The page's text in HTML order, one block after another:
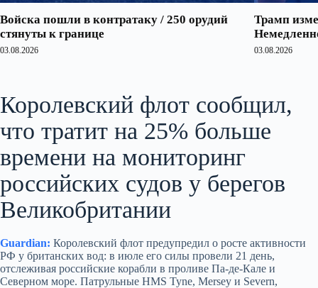
Войска пошли в контратаку / 250 орудий
стянуты к границе
03.08.2026
Трамп
03.08.2026
Королевский флот сообщил,
что тратит на 25% больше
времени на мониторинг
российских судов у берегов
Великобритании
Guardian: Королевский флот предупредил о росте активности
РФ у британских вод: в июле его силы провели 21 день,
отслеживая российские корабли в проливе Па-де-Кале и
Северном море. Патрульные HMS Tyne, Mersey и Severn,